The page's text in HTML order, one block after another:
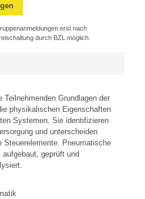
erst nach
durch BZL möglich.
Teilnehmenden Grundlagen der
physikalischen Eigenschaften
Systemen. Sie identifizieren
und unterscheiden
Steuerelemente. Pneumatische
geprüft und